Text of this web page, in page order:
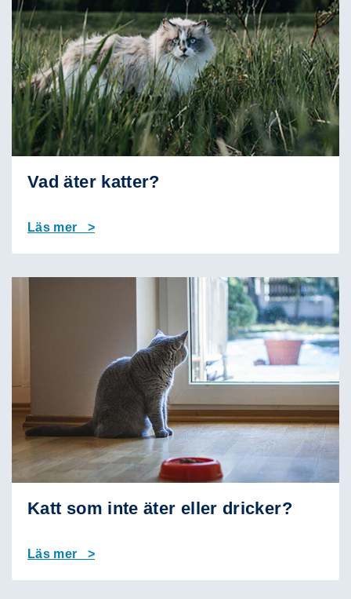
Vad äter katter?
Läs mer >
Katt som inte äter eller dricker?
Läs mer >